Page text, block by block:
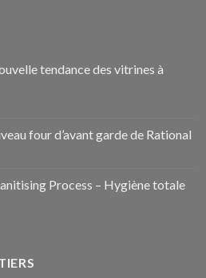
tendance des vitrines à
four d’avant garde de Rational
Process – Hygiène totale